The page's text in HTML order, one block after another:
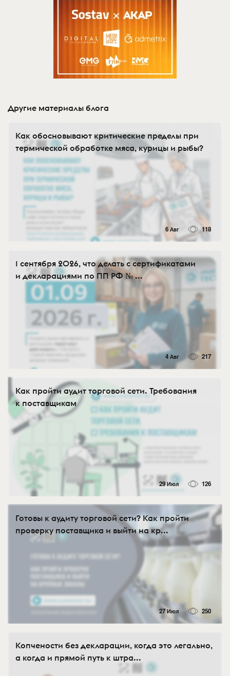
Другие материалы блога
Как обосновывают критические пределы при
термической обработке мяса, курицы и рыбы?
6 Авг 118
1 сентября 2026, что делать с сертификатами
и декларациями по ПП РФ № ...
4 Авг 217
Как пройти аудит торговой сети. Требования
к поставщикам
29 Июл 126
Готовы к аудиту торговой сети? Как пройти
проверку поставщика и выйти на кр...
27 Июл 250
Копчености без декларации, когда это легально,
а когда и прямой путь к штра...